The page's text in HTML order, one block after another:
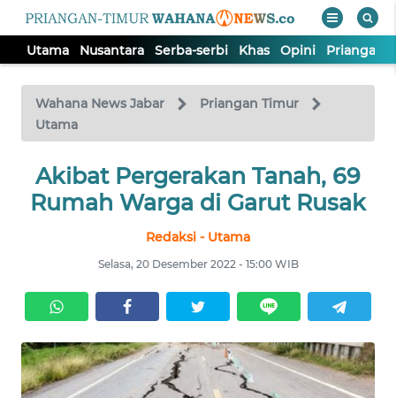
Utama Nusantara Serba-serbi Khas Opini Priangan
Wahana News Jabar
Priangan Timur
Utama
Akibat Pergerakan Tanah, 69
Rumah Warga di Garut Rusak
Redaksi - Utama
Selasa, 20 Desember 2022 - 15:00 WIB
TV
Tutup
NUSANTARA
KHAS
OPINI